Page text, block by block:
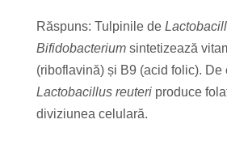
Răspuns: Tulpinile de
Bifidobacterium sintetizează
(riboflavină) și B9 (acid folic). De
Lactobacillus reuteri produce
diviziunea celulară.